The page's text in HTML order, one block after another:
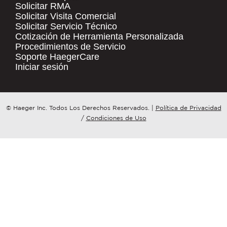
COMPANY NAME*
COUNTRY
REGARDING?*
.
QUICK LINKS
Products
Resources
Contact Us
Tooling Wizard
Solicitar RMA
Solicitar Visita Comercial
Solicitar Servicio Técnico
Cotización de Herramienta Personalizada
Procedimientos de Servicio
Soporte HaegerCare
Iniciar sesión
© Haeger Inc. Todos Los Derechos Reservados.
Política de Privacidad
/ Condiciones de Uso